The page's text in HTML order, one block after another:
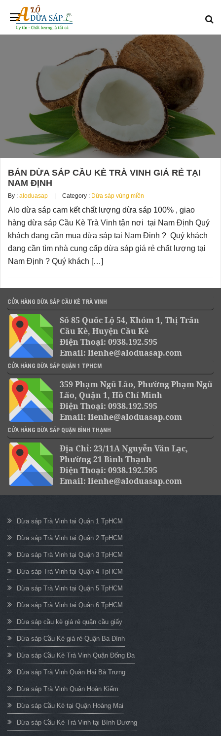
BÁN DỪA SÁP CẦU KÈ TRÀ VINH GIÁ RẺ TẠI
NAM ĐỊNH
By : aloduasap Category : Dừa sáp vùng miền
Alo dừa sáp cam kết chất lượng dừa sáp 100% , giao
hàng dừa sáp Cầu Kè Trà Vinh tận nơi tại Nam Định Quý
khách đang cần mua dừa sáp tại Nam Định ? Quý khách
đang cần tìm nhà cung cấp dừa sáp giá rẻ chất lượng tại
Nam Định ? Quý khách […]
CỬA HÀNG DỪA SÁP CẦU KÈ TRÀ VINH
Số 85 Quốc Lộ 54, Khóm 1, Thị Trấn
Cầu Kè, Huyện Cầu Kè
Điện Thoại: 0938.192.595
Email: lienhe@aloduasap.com
CỬA HÀNG DỪA SÁP QUẬN 1 TPHCM
359 Phạm Ngũ Lão, Phường Phạm Ngũ
Lão, Quận 1, Hồ Chí Minh
Điện Thoại: 0938.192.595
Email: lienhe@aloduasap.com
CỬA HÀNG DỪA SÁP QUẬN BÌNH THẠNH
Địa Chỉ: 23/11A Nguyễn Văn Lạc,
Phường 21 Bình Thạnh
Điện Thoại: 0938.192.595
Email: lienhe@aloduasap.com
Dừa sáp Trà Vinh tại Quận 1 TpHCM
Dừa sáp Trà Vinh tại Quận 2 TpHCM
Dừa sáp Trà Vinh tại Quận 3 TpHCM
Dừa sáp Trà Vinh tại Quận 4 TpHCM
Dừa sáp Trà Vinh tại Quận 5 TpHCM
Dừa sáp Trà Vinh tại Quận 6 TpHCM
Dừa sáp cầu kè giá rẻ quận cầu giấy
Dừa sáp Cầu Kè giá rẻ Quận Ba Đình
Dừa sáp Cầu Kè Trà Vinh Quận Đống Đa
Dừa sáp Trà Vinh Quận Hai Bà Trưng
Dừa sáp Trà Vinh Quận Hoàn Kiếm
Dừa sáp Cầu Kè tại Quận Hoàng Mai
Dừa sáp Cầu Kè Trà Vinh tại Bình Dương